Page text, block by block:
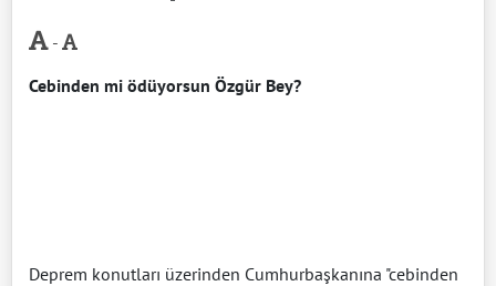
-
Cebinden mi ödüyorsun Özgür Bey?
Deprem konutları üzerinden Cumhurbaşkanına "cebinden